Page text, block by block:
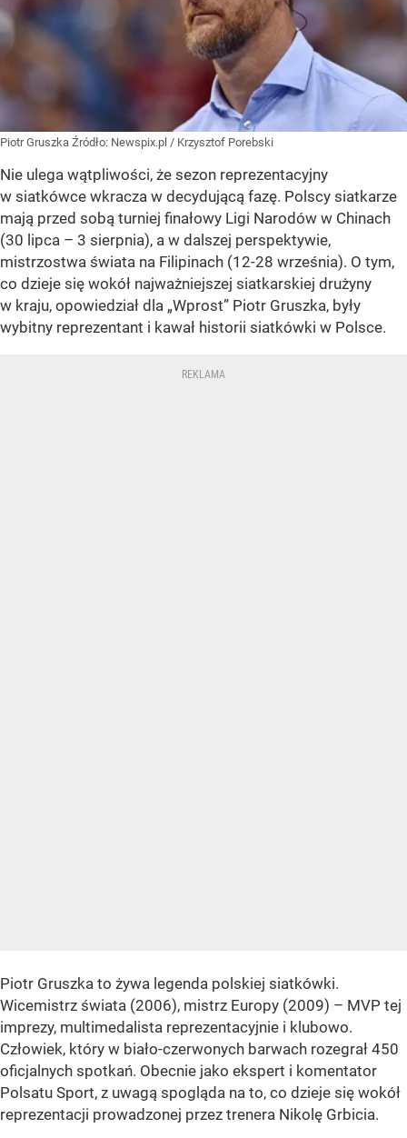
Piotr Gruszka Źródło: Newspix.pl / Krzysztof Porebski
Nie ulega wątpliwości, że sezon reprezentacyjny
w siatkówce wkracza w decydującą fazę. Polscy siatkarze
mają przed sobą turniej finałowy Ligi Narodów w Chinach
(30 lipca – 3 sierpnia), a w dalszej perspektywie,
mistrzostwa świata na Filipinach (12-28 września). O tym,
co dzieje się wokół najważniejszej siatkarskiej drużyny
w kraju, opowiedział dla „Wprost” Piotr Gruszka, były
wybitny reprezentant i kawał historii siatkówki w Polsce.
Piotr Gruszka to żywa legenda polskiej siatkówki.
Wicemistrz świata (2006), mistrz Europy (2009) – MVP tej
imprezy, multimedalista reprezentacyjnie i klubowo.
Człowiek, który w biało-czerwonych barwach rozegrał 450
oficjalnych spotkań. Obecnie jako ekspert i komentator
Polsatu Sport, z uwagą spogląda na to, co dzieje się wokół
reprezentacji prowadzonej przez trenera Nikolę Grbicia.